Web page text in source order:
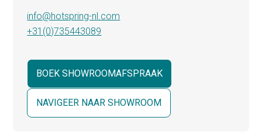
info@hotspring-nl.com
+31(0)735443089
BOEK SHOWROOMAFSPRAAK
NAVIGEER NAAR SHOWROOM